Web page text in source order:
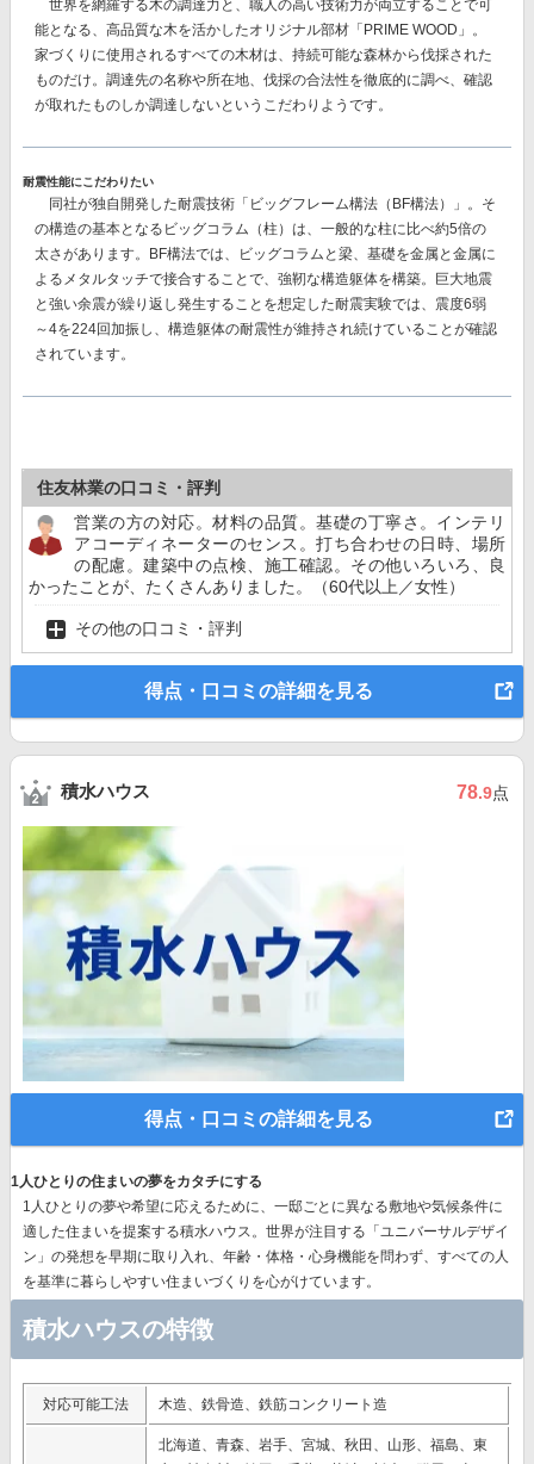
世界を網羅する木の調達力と、職人の高い技術力が両立することで可
能となる、高品質な木を活かしたオリジナル部材 「PRIME WOOD」。
家づくりに使用されるすべての木材は、持続可能な森林から伐採された
ものだけ。調達先の名称や所在地、伐採の合法性を徹底的に調べ、確認
が取れたものしか調達しないというこだわりようです。
耐震性能にこだわりたい
同社が独自開発した耐震技術 「ビッグフレーム構法（BF構法）」。 そ
の構造の基本となるビッグコラム（柱）は、一般的な柱に比べ約5倍の
太さがあります。BF構法では、ビッグコラムと梁、基礎を金属と金属に
よるメタルタッチで接合することで、強靭な構造躯体を構築。巨大地震
と強い余震が繰り返し発生することを想定した耐震実験では、 震度6弱
～4を224回加振し、構造躯体の耐震性が維持され続けていることが確認
されています。
住友林業の口コミ・評判
営業の方の対応。材料の品質。基礎の丁寧さ。インテリ
アコーディネーターのセンス。打ち合わせの日時、場所
の配慮。建築中の点検、施工確認。その他いろいろ、良
かったことが、たくさんありました。（60代以上／女性）
その他の口コミ・評判
得点・口コミの詳細を見る
積水ハウス 78.9点
得点・口コミの詳細を見る
1人ひとりの住まいの夢をカタチにする
1人ひとりの夢や希望に応えるために、一邸ごとに異なる敷地や気候条件に
適した住まいを提案する積水ハウス。世界が注目する 「ユニバーサルデザイ
ン」の発想を早期に取り入れ、年齢・体格・心身機能を問わず、すべての人
を基準に暮らしやすい住まいづくりを心がけています。
積水ハウスの特徴
対応可能工法 木造、鉄骨造、鉄筋コンクリート造
北海道、青森、岩手、宮城、秋田、山形、福島、東